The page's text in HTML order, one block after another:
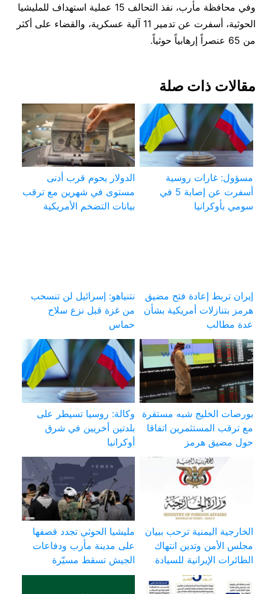
وفي محافظة مأرب، نفذ التحالف 15 عملية استهداف للمليشيا
الحوثية، أسفرت عن تدمير 11 آلية عسكرية، والقضاء على أكثر
من 65 عنصراً إرهابياً حوثياً.
مقالات ذات صلة
مسؤول: غارات روسية
أسفرت عن إصابة 5 في
سومي بأوكرانيا
الدولار يحوم قرب أدنى
مستوى في شهرين مع ترقب
بيانات التضخم الأمريكية
إيران تربط إعادة فتح مضيق
هرمز بتنازلات أمريكية بشأن
عدة مطالب
نتنياهو: إسرائيل لن تنسحب
من غزة قبل نزع سلاح
حماس
بورصات الخليج شبه مستقرة
مع ترقب المستثمرين اتفاقا
حول مضيق هرمز
وكالة: روسيا تسيطر على
بلدتين أخريين في شرق
أوكرانيا
الخارجية اليمنية ترحب ببيان
مجلس الأمن وتدين انتهاك
الطائرات الإيرانية للسيادة
مليشيا الحوثي تجدد قصفها
على مدينة مأرب ودفاعات
الجيش تسقط مسيّرة